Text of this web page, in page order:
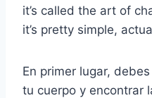
it’s called the art of
it’s pretty simple,
En primer lugar,
tu cuerpo y encontrar